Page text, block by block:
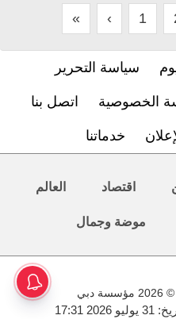
« ‹ 1
سياسة التحرير
الخصوصية اتصل بنا
خدماتنا
اقتصاد العالم
موضة وجمال
17:31